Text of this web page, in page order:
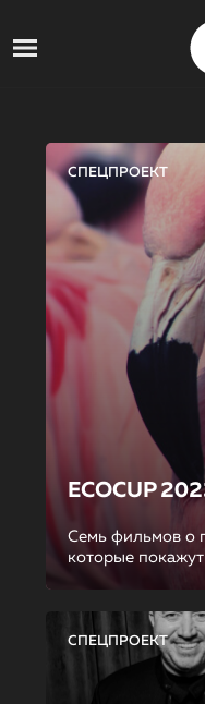
СПЕЦПРОЕКТ
ECOCUP
Семь фильмов о
которые
СПЕЦПРОЕКТ